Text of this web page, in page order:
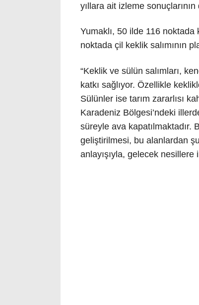
yıllara ait izleme sonuçlarının
Yumaklı, 50 ilde 116
noktada çil keklik salımının
“Keklik ve sülün salımları,
katkı sağlıyor. Özellikle
Sülünler ise tarım zararlısı
Karadeniz Bölgesi’ndeki
süreyle ava kapatılmaktadır.
geliştirilmesi, bu alanlardan
anlayışıyla, gelecek nesillere